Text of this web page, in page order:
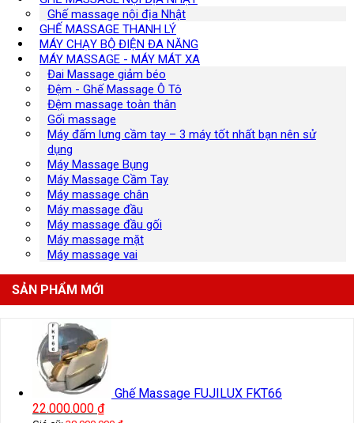
Ghế massage nội địa Nhật
GHẾ MASSAGE THANH LÝ
MÁY CHẠY BỘ ĐIỆN ĐA NĂNG
MÁY MASSAGE - MÁY MÁT XA
Đai Massage giảm béo
Đệm - Ghế Massage Ô Tô
Đệm massage toàn thân
Gối massage
Máy đấm lưng cầm tay – 3 máy tốt nhất bạn nên sử
dụng
Máy Massage Bụng
Máy Massage Cầm Tay
Máy massage chân
Máy massage đầu
Máy massage đầu gối
Máy massage mặt
Máy massage vai
SẢN PHẨM MỚI
Ghế Massage FUJILUX FKT66
22.000.000 ₫